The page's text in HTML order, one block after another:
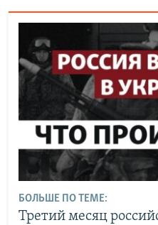
БОЛЬШЕ ПО ТЕМЕ:
Третий месяц